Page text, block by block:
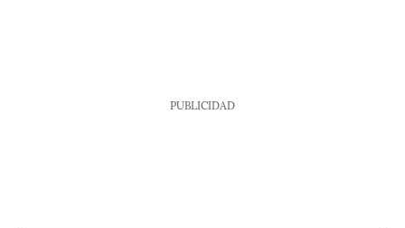
PUBLICIDAD